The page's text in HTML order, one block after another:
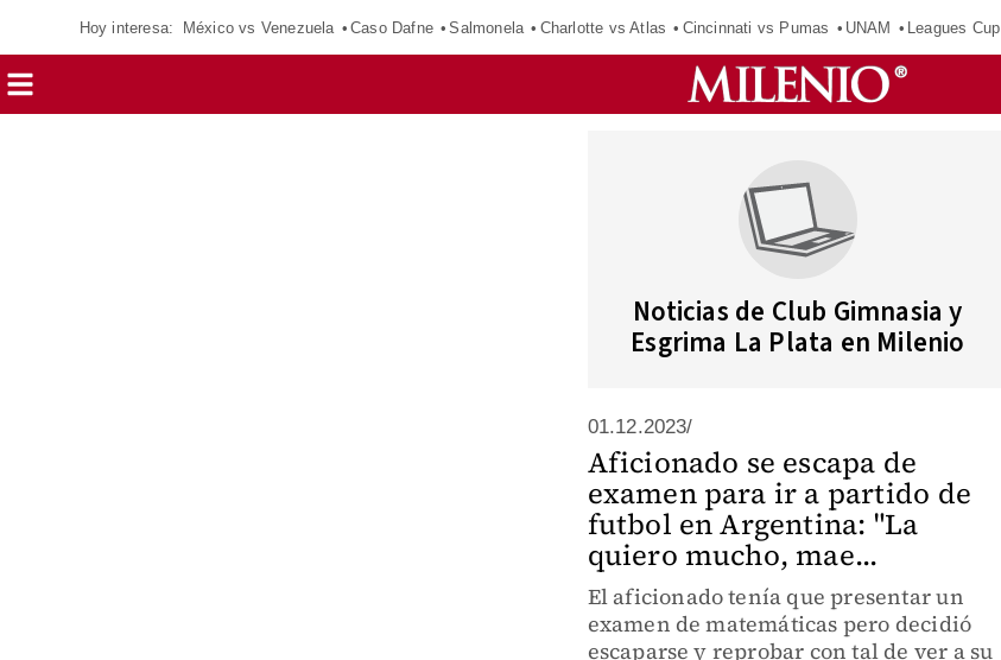
Hoy interesa: México vs Venezuela Caso Dafne Salmonela Charlotte vs Atlas Cincinnati vs Pumas UNAM Leagues Cup
Noticias de Club Gimnasia y
Esgrima La Plata en Milenio
01.12.2023/
Aficionado se escapa de
examen para ir a partido de
futbol en Argentina: "La
quiero mucho, mae...
El aficionado tenía que presentar un
examen de matemáticas pero decidió
escaparse y reprobar con tal de ver a su